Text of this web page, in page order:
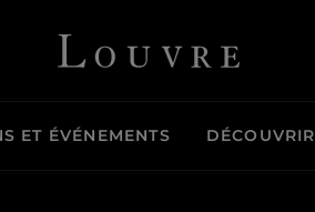
Louvre - Retour à l'accueil
ET ÉVÉNEMENTS DÉCOUVRIR